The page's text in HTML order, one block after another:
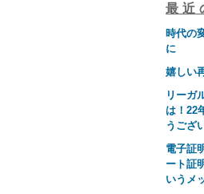
最近
時代の
に
嬉しい
リーガ
は！22
うござ
電子証
ート証
いうメ